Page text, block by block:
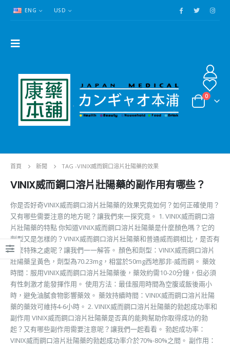
ENG USD
0
首頁 新聞 TAG -VINIX威而鋼口溶片壯陽藥的效果
VINIX威而鋼口溶片壯陽藥的副作用有哪些？
你是否好奇VINIX威而鋼口溶片壯陽藥的效果究竟如何？如何正確使用？
又有哪些需要注意的地方呢？讓我們來一探究竟。 1. VINIX威而鋼口溶
片壯陽藥的特點 你知道VINIX威而鋼口溶片壯陽藥是什麼顏色嗎？它的
劑型又是怎樣的？VINIX威而鋼口溶片壯陽藥和普通威而鋼相比，是否有
什麼特殊之處呢？讓我們一一解答。 顏色和劑型：VINIX威而鋼口溶片
壯陽藥呈黃色，劑型為70.23mg，相當於50mg西地那非-威而鋼。 藥效
時間：服用VINIX威而鋼口溶片壯陽藥後，藥效約需10-20分鐘，但必須
有性刺激才能發揮作用。 使用方法：最佳服用時間為空腹或飯後兩小
時，避免油膩食物影響藥效。 藥效持續時間：VINIX威而鋼口溶片壯陽
藥的藥效可維持4-6小時。 2. VINIX威而鋼口溶片壯陽藥的勃起成功率和
副作用 VINIX威而鋼口溶片壯陽藥是否真的能夠幫助你取得成功的勃
起？又有哪些副作用需要注意呢？讓我們一起看看。 勃起成功率：
VINIX威而鋼口溶片壯陽藥的勃起成功率介於70%-80%之間。 副作用：